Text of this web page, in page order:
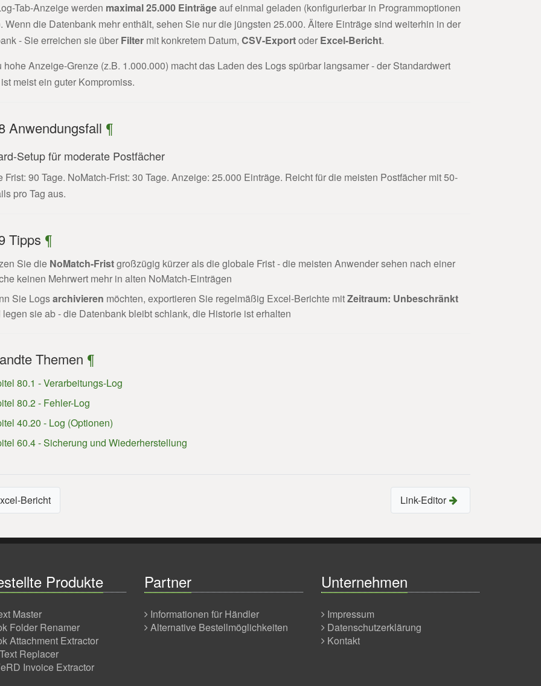
Tab-Anzeige werden maximal 25.000 Einträgeauf einmal geladen (konfigurierbar in Programmoptionen
Wenn die Datenbank mehr enthält, sehen Sie nur die jüngsten 25.000. Ältere Einträge sind weiterhin in der
- Sie erreichen sie über Filter mit konkretem Datum, CSV-Exportoder Excel-Bericht.
hohe Anzeige-Grenze (z.B. 1.000.000) macht das Laden des Logs spürbar langsamer - der Standardwert
meist ein guter Kompromiss.
Anwendungsfall ¶
Setup für moderate Postfächer
Frist: 90 Tage. NoMatch-Frist: 30 Tage. Anzeige: 25.000 Einträge. Reicht für die meisten Postfächer mit 50-
pro Tag aus.
Tipps ¶
Sie die NoMatch-Fristgroßzügig kürzer als die globale Frist - die meisten Anwender sehen nach einer
keinen Mehrwert mehr in alten NoMatch-Einträgen
Sie Logsarchivieren möchten, exportieren Sie regelmäßig Excel-Berichte mitZeitraum: Unbeschränkt
legen sie ab - die Datenbank bleibt schlank, die Historie ist erhalten
Themen ¶
80.1 - Verarbeitungs-Log
80.2 - Fehler-Log
40.20 - Log (Optionen)
60.4 - Sicherung und Wiederherstellung
Bericht Link-Editor
Produkte
Master
Folder Renamer
Attachment Extractor
Replacer
Invoice Extractor
Partner
Informationen für Händler
Alternative Bestellmöglichkeiten
Unternehmen
Impressum
Datenschutzerklärung
Kontakt